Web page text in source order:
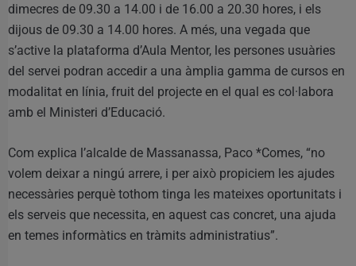
dimecres de 09.30 a 14.00 i de 16.00 a 20.30 hores, i els
dijous de 09.30 a 14.00 hores. A més, una vegada que
s’active la plataforma d’Aula Mentor, les persones usuàries
del servei podran accedir a una àmplia gamma de cursos en
modalitat en línia, fruit del projecte en el qual es col·labora
amb el Ministeri d’Educació.
Com explica l’alcalde de Massanassa, Paco *Comes, “no
volem deixar a ningú arrere, i per això propiciem les ajudes
necessàries perquè tothom tinga les mateixes oportunitats i
els serveis que necessita, en aquest cas concret, una ajuda
en temes informàtics en tràmits administratius”.